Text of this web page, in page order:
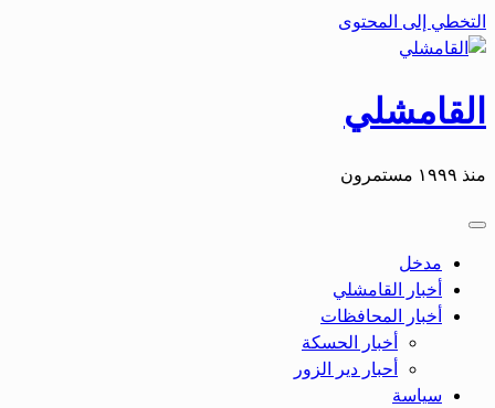
التخطي إلى المحتوى
القامشلي
منذ ١٩٩٩ مستمرون
مدخل
أخبار القامشلي
أخبار المحافظات
أخبار الحسكة
أحبار دير الزور
سياسة